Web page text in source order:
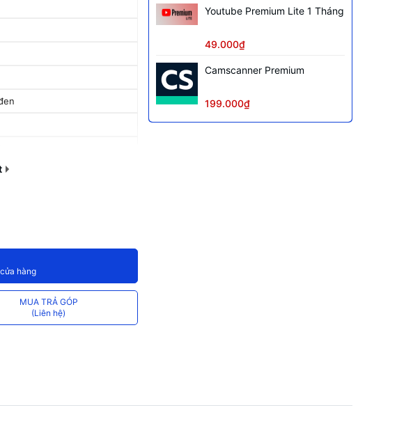
hàng
MUA TRẢ GÓP
(Liên hệ)
Youtube Premium Lite 1 Tháng
49.000₫
Camscanner Premium
199.000₫